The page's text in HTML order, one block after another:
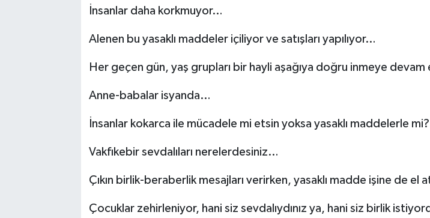
İnsanlar daha korkmuyor…
Alenen bu yasaklı maddeler içiliyor ve satışları yapılıyor…
Her geçen gün, yaş grupları bir hayli aşağıya doğru inmeye
Anne-babalar isyanda…
İnsanlar kokarca ile mücadele mi etsin yoksa yasaklı maddelerle mi?
Vakfıkebir sevdalıları nerelerdesiniz…
Çıkın birlik-beraberlik mesajları verirken, yasaklı madde işine de el
Çocuklar zehirleniyor, hani siz sevdalıydınız ya, hani siz birlik